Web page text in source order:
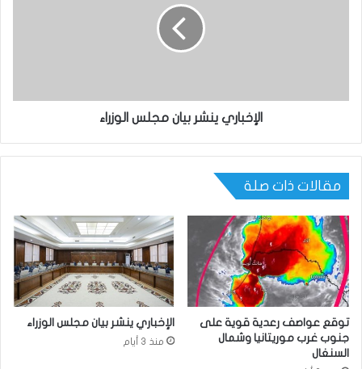
الإخباري ينشر بيان مجلس الوزراء
مقالات ذات صلة
توقع عواصف رعدية قوية على
جنوب غرب موريتانيا وشمال
السنغال
الإخباري ينشر بيان مجلس الوزراء
منذ 3 أيام